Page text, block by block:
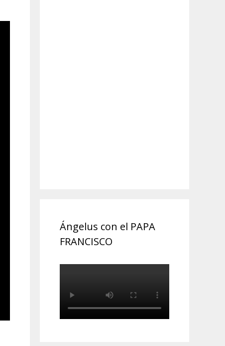
Ángelus con el PAPA
FRANCISCO